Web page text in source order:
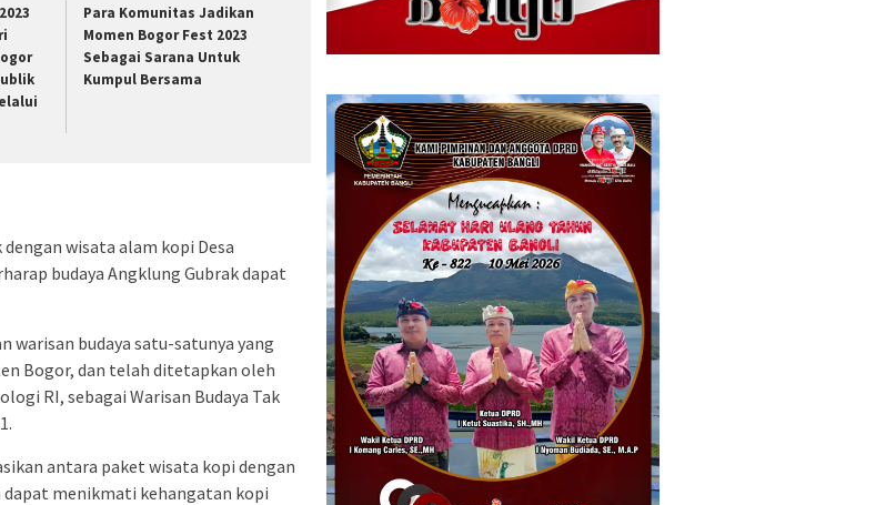
Para Komunitas Jadikan
Momen Bogor Fest 2023
Sebagai Sarana Untuk
Kumpul Bersama
wisata alam kopi Desa
budaya Angklung Gubrak dapat
warisan budaya satu-satunya yang
Bogor, dan telah ditetapkan oleh
RI, sebagai Warisan Budaya Tak
antara paket wisata kopi dengan
dapat menikmati kehangatan kopi